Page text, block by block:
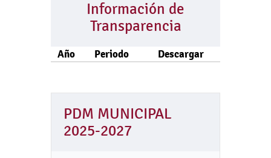
Información de
Transparencia
Año Periodo Descargar
PDM MUNICIPAL
2025-2027